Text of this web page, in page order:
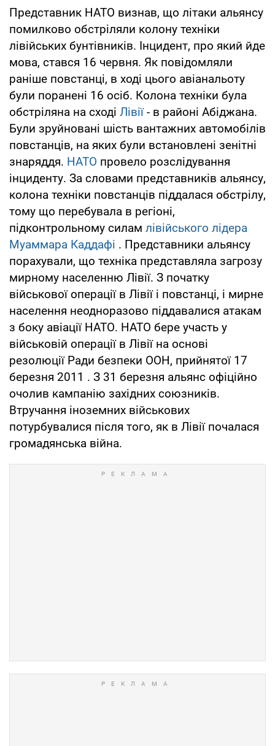
Представник НАТО визнав, що літаки альянсу
помилково обстріляли колону техніки
лівійських бунтівників. Інцидент, про який йде
мова, стався 16 червня. Як повідомляли
раніше повстанці, в ході цього авіанальоту
були поранені 16 осіб. Колона техніки була
обстріляна на сході Лівії- в районі Абіджана.
Були зруйновані шість вантажних автомобілів
повстанців, на яких були встановлені зенітні
знаряддя. НАТО провело розслідування
інциденту. За словами представників альянсу,
колона техніки повстанців піддалася обстрілу,
тому що перебувала в регіоні,
підконтрольному силам лівійського лідера
Муаммара Каддафі . Представники альянсу
порахували, що техніка представляла загрозу
мирному населенню Лівії. З початку
військової операції в Лівії і повстанці, і мирне
населення неодноразово піддавалися атакам
з боку авіації НАТО. НАТО бере участь у
військовій операції в Лівії на основі
резолюції Ради безпеки ООН, прийнятої 17
березня 2011 . З 31 березня альянс офіційно
очолив кампанію західних союзників.
Втручання іноземних військових
потурбувалися після того, як в Лівії почалася
громадянська війна.